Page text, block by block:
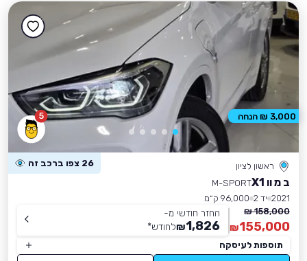
5
ראשון לציון 26 צפו ברכב זה
ב מ וו X1
M-SPORT
2021 יד 2
96,000 ק״מ
158,000 ₪
155,000
₪
החזר חודשי מ-
1,826
₪לחודש*
תוספות לעיסקה
3,000 ₪ הנחה